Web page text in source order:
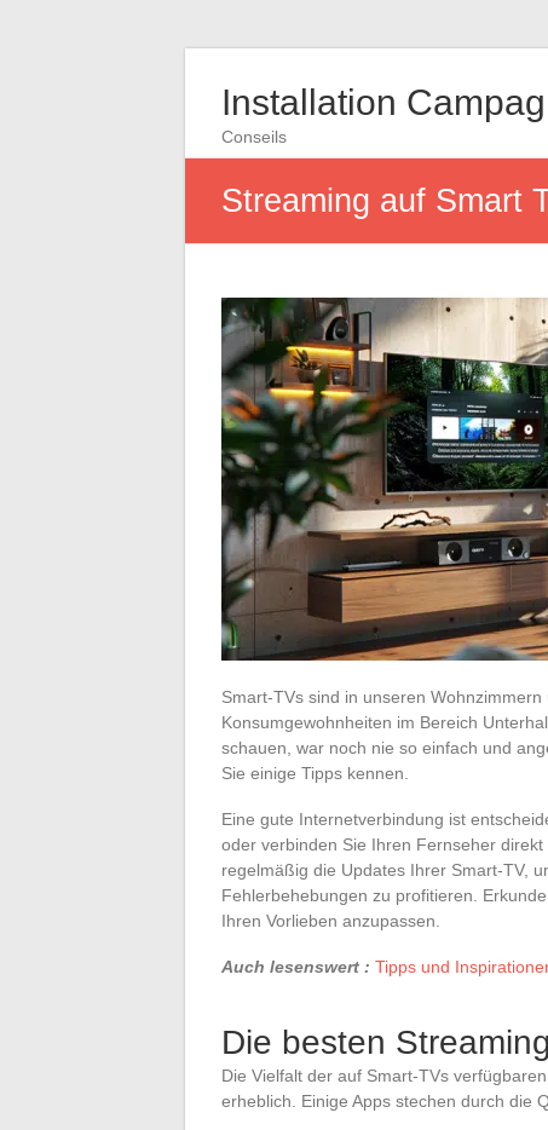
Installation
Conseils
Streaming auf Smart
Smart-TVs sind in unseren
Konsumgewohnheiten im Bereich
schauen, war noch nie so einfach und
Sie einige Tipps kennen.
Eine gute Internetverbindung ist
oder verbinden Sie Ihren Fernseher
regelmäßig die Updates Ihrer Smart-TV,
Fehlerbehebungen zu profitieren.
Ihren Vorlieben anzupassen.
Auch lesenswert : Tipps und
Die besten
Die Vielfalt der auf Smart-TVs
erheblich. Einige Apps stechen durch die